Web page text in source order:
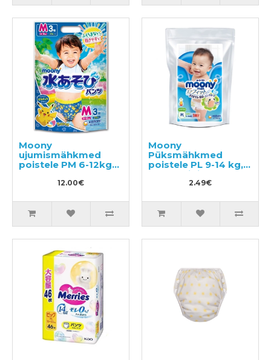
Moony
ujumismähkmed
poistele PM 6-12kg
12.00€
Moony
Püksmähkmed
poistele PL 9-14 kg,
tootenäidis 3tk
2.49€